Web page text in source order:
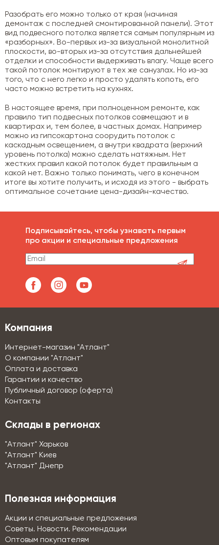
Разобрать его можно только от края (начиная
демонтаж с последней смонтированной панели). Этот
вид подвесного потолка является самым популярным из
«разборных». Во-первых из-за визуальной монолитной
плоскости, во-вторых из-за отсутствия дальнейшей
отделки и способности выдерживать влагу. Чаще всего
такой потолок монтируют в тех же санузлах. Но из-за
того, что с него легко и просто удалять копоть, его
часто можно встретить на кухнях.
В настоящее время, при полноценном ремонте, как
правило тип подвесных потолков совмещают и в
квартирах и, тем более, в частных домах. Например
можно из гипсокартона соорудить потолок с
каскадным освещением, а внутри квадрата (верхний
уровень потолка) можно сделать натяжным. Нет
жестких правил какой потолок будет правильным а
какой нет. Важно только понимать, чего в конечном
итоге вы хотите получить, и исходя из этого - выбрать
оптимальное сочетание цена-дизайн-качество.
Подписывайтесь, чтобы узнавать первым
про акции и специальные предложения
Компания
Интернет-магазин "Атлант"
О компании "Атлант"
Оплата и доставка
Гарантии и качество
Публичный договор (оферта)
Контакты
Склады в регионах
"Атлант" Харьков
"Атлант" Киев
"Атлант" Днепр
Полезная информация
Акции и специальные предложения
Советы. Новости. Рекомендации
Оптовым покупателям